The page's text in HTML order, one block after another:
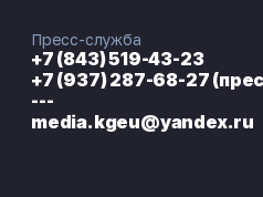
Пресс-служба
+7 (843) 519-43-23
+7 (937) 287-68-27
---
media.kgeu@yandex.ru